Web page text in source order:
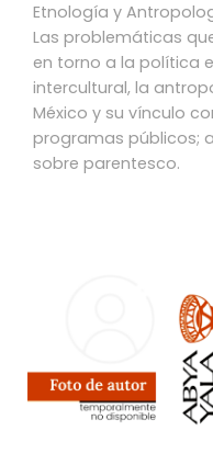
Etnología y
Las problemáticas
en torno a la política
intercultural, la
México y su vínculo
programas públicos;
sobre parentesco.